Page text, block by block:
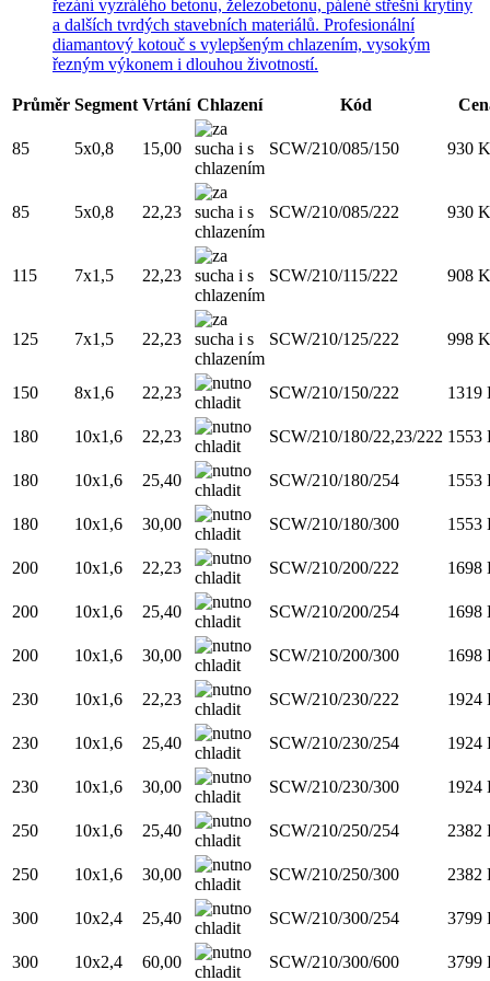
řezání vyzrálého betonu, železobetonu, pálené střešní krytiny
a dalších tvrdých stavebních materiálů. Profesionální
diamantový kotouč s vylepšeným chlazením, vysokým
řezným výkonem i dlouhou životností.
Průměr Segment Vrtání Chlazení Kód
85 5x0,8 15,00 SCW/210/085/150 930
85 5x0,8 22,23 SCW/210/085/222 930
115 7x1,5 22,23 SCW/210/115/222 908
125 7x1,5 22,23 SCW/210/125/222 998
150 8x1,6 22,23 SCW/210/150/222 1319
180 10x1,6 22,23 SCW/210/180/22,23/222 1553
180 10x1,6 25,40 SCW/210/180/254 1553
180 10x1,6 30,00 SCW/210/180/300 1553
200 10x1,6 22,23 SCW/210/200/222 1698
200 10x1,6 25,40 SCW/210/200/254 1698
200 10x1,6 30,00 SCW/210/200/300 1698
230 10x1,6 22,23 SCW/210/230/222 1924
230 10x1,6 25,40 SCW/210/230/254 1924
230 10x1,6 30,00 SCW/210/230/300 1924
250 10x1,6 25,40 SCW/210/250/254 2382
250 10x1,6 30,00 SCW/210/250/300 2382
300 10x2,4 25,40 SCW/210/300/254 3799
300 10x2,4 60,00 SCW/210/300/600 3799